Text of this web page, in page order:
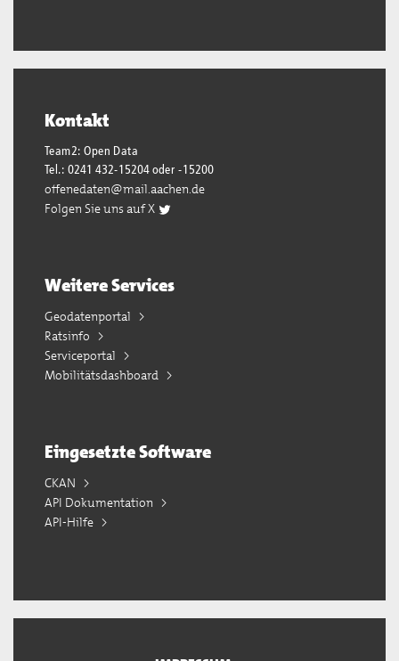
Kontakt
Team2: Open Data
Tel.: 0241 432-15204 oder -15200
offenedaten@mail.aachen.de
Folgen Sie uns auf X
Weitere Services
Geodatenportal
Ratsinfo
Serviceportal
Mobilitätsdashboard
Eingesetzte Software
CKAN
API Dokumentation
API-Hilfe